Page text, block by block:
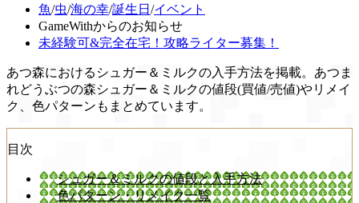
魚/虫/海の幸/誕生日 /イベント
GameWithからのお知らせ
未経験可&完全在宅！攻略ライター募集！
あつ森におけるシュガー＆ミルクの入手方法を掲載。あつま
れどうぶつの森シュガー＆ミルクの値段(買値/売値)やリメイ
ク、色パターンもまとめています。
目次
シュガー＆ミルクの値段と入手方法
色パターン・リメイク一覧